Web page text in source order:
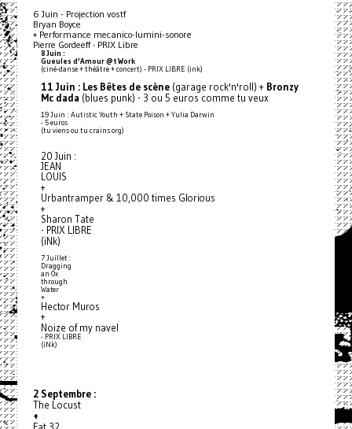
6 Juin - Projection vostf
Bryan Boyce
+ Performance mecanico-lumini-sonore
Pierre Gordeeff - PRIX Libre
8 Juin :
Gueules d'Amour @t Work
(ciné-danse + théâtre + concert) - PRIX LIBRE (ink)
11 Juin : Les Bëtes de scène(garage rock'n'roll) + Bronzy
Mc dada (blues punk) - 3 ou 5 euros comme tu veux
19 Juin : Autistic Youth + State Poison + Yulia Darwin
- 5 euros
(tu viens ou tu crains org)
20 Juin :
JEAN
LOUIS
+
Urbantramper & 10,000 times Glorious
+
Sharon Tate
- PRIX LIBRE
(iNk)
7 Juillet :
Dragging
an Ox
through
Water
+
Hector Muros
+
Noize of my navel
- PRIX LIBRE
(iNk)
2 Septembre :
The Locust
+